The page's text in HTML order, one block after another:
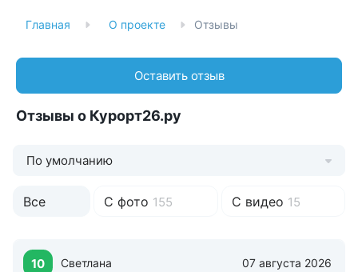
Главная О проекте Отзывы
Оставить отзыв
Отзывы о Курорт26.ру
Все С фото 155 С видео 15
По умолчанию
10 Светлана 07 августа 2026